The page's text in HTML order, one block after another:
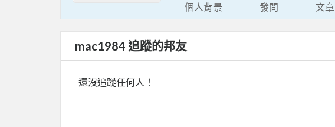
個人背景 發問 文章
mac1984 追蹤的邦友
還沒追蹤任何人！